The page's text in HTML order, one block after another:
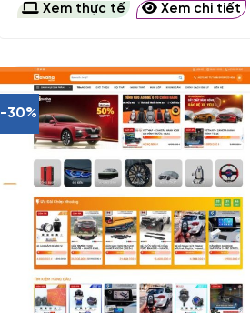
Xem thực tế Xem chi tiết
-30%